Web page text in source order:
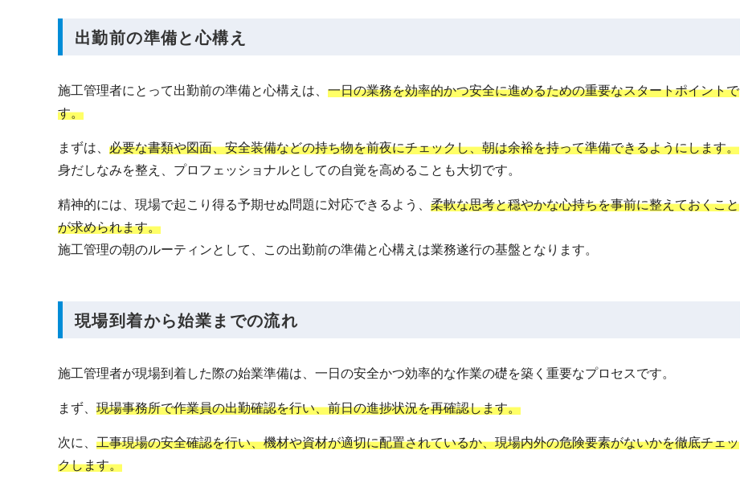
出勤前の準備と心構え
施工管理者にとって出勤前の準備と心構えは、 一日の業務を効率的かつ安全に進めるための重要なスタートポイントで
す。
まずは、 必要な書類や図面、安全装備などの持ち物を前夜にチェックし、朝は余裕を持って準備できるようにします。
身だしなみを整え、プロフェッショナルとしての自覚を高めることも大切です。
精神的には、現場で起こり得る予期せぬ問題に対応できるよう、 柔軟な思考と穏やかな心持ちを事前に整えておくこと
が求められます。
施工管理の朝のルーティンとして、この出勤前の準備と心構えは業務遂行の基盤となります。
現場到着から始業までの流れ
施工管理者が現場到着した際の始業準備は、一日の安全かつ効率的な作業の礎を築く重要なプロセスです。
まず、 現場事務所で作業員の出勤確認を行い、前日の進捗状況を再確認します。
次に、 工事現場の安全確認を行い、機材や資材が適切に配置されているか、現場内外の危険要素がないかを徹底チェッ
クします。